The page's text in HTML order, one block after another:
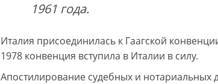
1961 года.
Италия присоединилась к Гаагской
1978 конвенция вступила в Италии в силу.
Апостилирование судебных и нотариальных